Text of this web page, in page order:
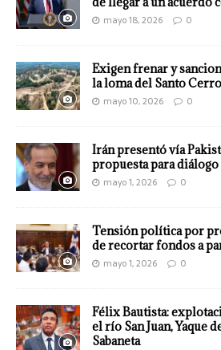
mayo 18, 2026 0
Exigen frenar y
la loma del Santo Cerro
mayo 10, 2026 0
Irán presentó vía
propuesta para diálogo
mayo 1, 2026 0
Tensión política por
de recortar fondos a
mayo 1, 2026 0
Félix Bautista:
el río San Juan, Yaque
Sabaneta